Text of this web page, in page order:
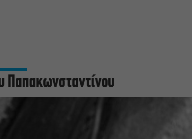
Παπακωνσταντίνου